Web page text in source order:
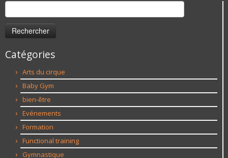
Rechercher :
Catégories
Arts du cirque
Baby Gym
bien-être
Evénements
Formation
Functional training
Gymnastique